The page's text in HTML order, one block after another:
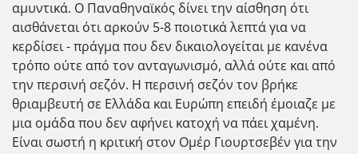
αμυντικά. Ο Παναθηναϊκός δίνει την αίσθηση ότι
αισθάνεται ότι αρκούν 5-8 ποιοτικά λεπτά για να
κερδίσει - πράγμα που δεν δικαιολογείται με κανένα
τρόπο ούτε από τον ανταγωνισμό, αλλά ούτε και από
την περσινή σεζόν. Η περσινή σεζόν τον βρήκε
θριαμβευτή σε Ελλάδα και Ευρώπη επειδή έμοιαζε με
μια ομάδα που δεν αφήνει κατοχή να πάει χαμένη.
Είναι σωστή η κριτική στον Ομέρ Γιουρτσεβέν για την